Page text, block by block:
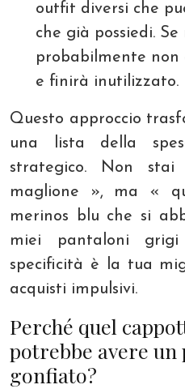
outfit diversi che
che già possiedi.
probabilmente non
e finirà inutilizzato.
Questo approccio
una lista della
strategico. Non
maglione », ma «
merinos blu che si
miei pantaloni
specificità è la tua
acquisti impulsivi.
Perché quel
potrebbe avere
gonfiato?